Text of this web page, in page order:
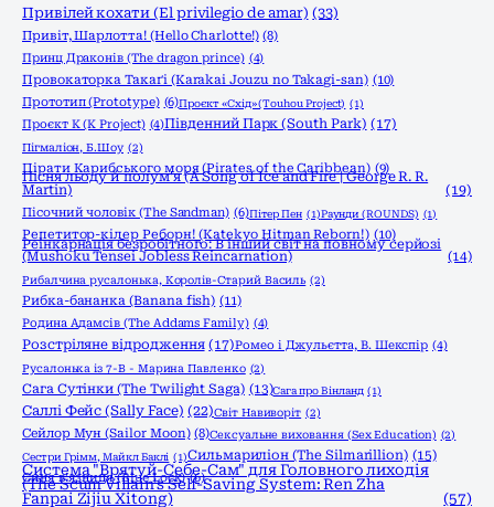
Привілей кохати (El privilegio de amar) (33)
Привіт, Шарлотта! (Hello Charlotte!) (8)
Принц Драконів (The dragon prince) (4)
Провокаторка Такаґі (Karakai Jouzu no Takagi-san) (10)
Прототип (Prototype) (6)Проєкт «Схід» (Touhou Project) (1)
Проєкт К (K Project) (4)Південний Парк (South Park) (17)
Пігмаліон, Б.Шоу (2)
Пірати Карибського моря (Pirates of the Caribbean) (9)
Пісня льоду й полум'я (A Song of Ice and Fire | George R. R.
Martin)
(19)
Пісочний чоловік (The Sandman) (6)Пітер Пен (1)Раунди (ROUNDS) (1)
Репетитор-кілер Реборн! (Katekyo Hitman Reborn!) (10)
Реінкарнація безробітного: В інший світ на повному серйозі
(Mushoku Tensei Jobless Reincarnation) (14)
Рибалчина русалонька, Королів-Старий Василь (2)
Рибка-бананка (Banana fish) (11)
Родина Адамсів (The Addams Family) (4)
Розстріляне відродження (17)Ромео і Джульєтта, В. Шекспір (4)
Русалонька із 7-В - Марина Павленко (2)
Сага Сутінки (The Twilight Saga) (13)Сага про Вінланд (1)
Саллі Фейс (Sally Face) (22)Світ Навиворіт (2)
Сейлор Мун (Sailor Moon) (8)Сексуальне виховання (Sex Education) (2)
Сестри Грімм, Майкл Баклі (1)Сильмариліон (The Silmarillion) (15)
Синя в'язниця (Blue Lock) (6)
Система "Врятуй-Себе-Сам" для Головного лиходія
(The Scum Villain's Self-Saving System: Ren Zha
Fanpai Zijiu Xitong)
(57)